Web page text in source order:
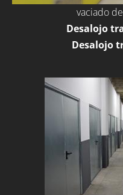
vaciado
Desalojo
Desalojo